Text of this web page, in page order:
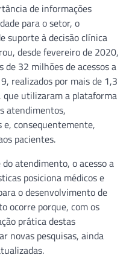
de informações
para o setor, o
suporte à decisão clínica
desde fevereiro de 2020,
de 32 milhões de acessos a
realizados por mais de 1,3
que utilizaram a plataforma
atendimentos,
e, consequentemente,
pacientes.
atendimento, o acesso a
posiciona médicos e
o desenvolvimento de
ocorre porque, com os
prática destas
novas pesquisas, ainda